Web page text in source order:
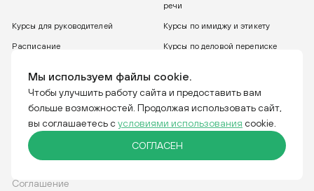
Мы используем файлы cookie.
Чтобы улучшить работу сайта и предоставить вам
больше возможностей. Продолжая использовать сайт,
вы соглашаетесь с условиями использования cookie.
СОГЛАСЕН
речи
Курсы для руководителей Курсы по имиджу и этикету
Расписание Курсы по деловой переписке
Соглашение